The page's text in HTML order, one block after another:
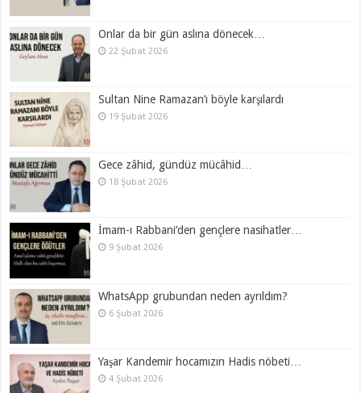
Onlar da bir gün aslına dönecek…
22 Şubat 2026
Sultan Nine Ramazan’ı böyle karşılardı
19 Şubat 2026
Gece zâhid, gündüz mücâhid…
18 Şubat 2026
İmam-ı Rabbani’den gençlere nasihatler…
9 Şubat 2026
WhatsApp grubundan neden ayrıldım?
6 Şubat 2026
Yaşar Kandemir hocamızın Hadis nöbeti…
4 Şubat 2026